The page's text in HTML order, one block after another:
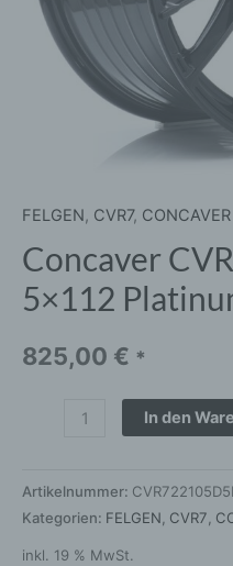
FELGEN, CVR7,
Concaver
5×112
825,00 € *
In den
Artikelnummer:
Kategorien: FELGEN CVR7
inkl. 19 % MwSt.